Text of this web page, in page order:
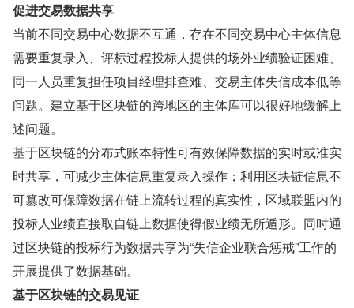
促进交易数据共享
当前不同交易中心数据不互通，存在不同交易中心主体信息
需要重复录入、评标过程投标人提供的场外业绩验证困难、
同一人员重复担任项目经理排查难、交易主体失信成本低等
问题。建立基于区块链的跨地区的主体库可以很好地缓解上
述问题。
基于区块链的分布式账本特性可有效保障数据的实时或准实
时共享，可减少主体信息重复录入操作；利用区块链信息不
可篡改可保障数据在链上流转过程的真实性，区域联盟内的
投标人业绩直接取自链上数据使得假业绩无所遁形。同时通
过区块链的投标行为数据共享为“失信企业联合惩戒”工作的
开展提供了数据基础。
基于区块链的交易见证